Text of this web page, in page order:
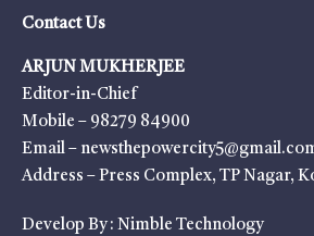
Contact Us
ARJUN MUKHERJEE
Editor-in-Chief
Mobile – 98279 84900
Email –
Address – Press Complex, TP Nagar,
Develop By : Nimble Technology